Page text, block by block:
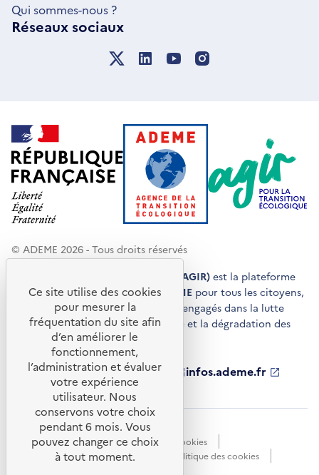
Qui sommes-nous ?
Réseaux sociaux
© ADEME 2026 - Tous droits réservés
Agir pour la transition écologique (AGIR) est la plateforme
de conseils et de services de l'ADEME pour tous les citoyens,
acteurs économiques et territoires engagés dans la lutte
contre le réchauffement climatique et la dégradation des
ressources.
ademe.fr
S'ouvre
nouvelle
fenêtre
librairie.ademe.fr
S'ouvre
dans
une
nouvelle
fenêtre
infos.ademe.fr
S'ouvre
nouvelle
ademe.fr/presse
S'ouvre
nouvelle
fenêtre
Accessibilité : non conforme
Données personnelles
Gestion des cookies
Mentions légales
Plan du site
Politique des cookies
Ce site utilise des cookies
pour mesurer la
fréquentation du site afin
d’en améliorer le
fonctionnement,
l’administration et évaluer
votre expérience
utilisateur. Nous
conservons votre choix
pendant 6 mois. Vous
pouvez changer ce choix
à tout moment.